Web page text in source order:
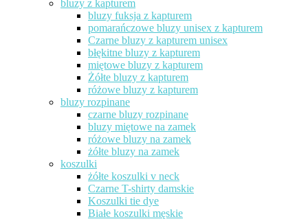
bluzy z kapturem
bluzy fuksja z kapturem
pomarańczowe bluzy unisex z kapturem
Czarne bluzy z kapturem unisex
błękitne bluzy z kapturem
miętowe bluzy z kapturem
Żółte bluzy z kapturem
różowe bluzy z kapturem
bluzy rozpinane
czarne bluzy rozpinane
bluzy miętowe na zamek
różowe bluzy na zamek
żółte bluzy na zamek
koszulki
żółte koszulki v neck
Czarne T-shirty damskie
Koszulki tie dye
Białe koszulki męskie